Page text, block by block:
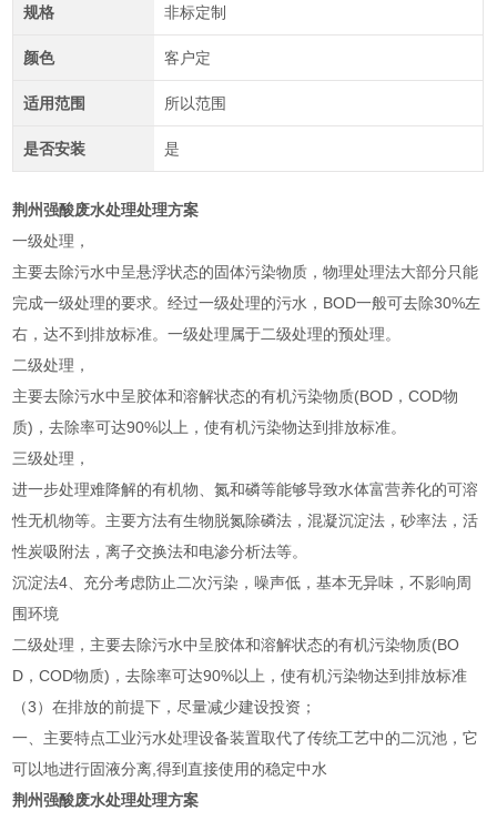
规格 非标定制
颜色 客户定
适用范围 所以范围
是否安装 是
荆州强酸废水处理处理方案
一级处理，
主要去除污水中呈悬浮状态的固体污染物质，物理处理法大部分只能
完成一级处理的要求。经过一级处理的污水，BOD一般可去除30%左
右，达不到排放标准。一级处理属于二级处理的预处理。
二级处理，
主要去除污水中呈胶体和溶解状态的有机污染物质(BOD，COD物
质)，去除率可达90%以上，使有机污染物达到排放标准。
三级处理，
进一步处理难降解的有机物、氮和磷等能够导致水体富营养化的可溶
性无机物等。主要方法有生物脱氮除磷法，混凝沉淀法，砂率法，活
性炭吸附法，离子交换法和电渗分析法等。
沉淀法4、充分考虑防止二次污染，噪声低，基本无异味，不影响周
围环境
二级处理，主要去除污水中呈胶体和溶解状态的有机污染物质(BO
D，COD物质)，去除率可达90%以上，使有机污染物达到排放标准
（3）在排放的前提下，尽量减少建设投资；
一、主要特点工业污水处理设备装置取代了传统工艺中的二沉池，它
可以地进行固液分离,得到直接使用的稳定中水
荆州强酸废水处理处理方案